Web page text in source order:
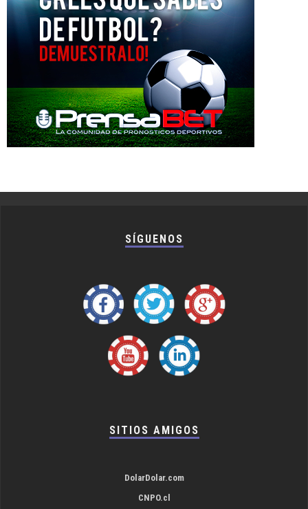
SÍGUENOS
SITIOS AMIGOS
DolarDolar.com
CNPO.cl